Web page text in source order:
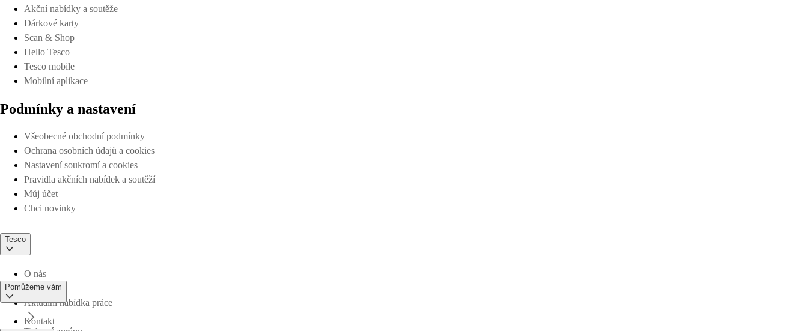
Akční nabídky a soutěže
Dárkové karty
Scan & Shop
Hello Tesco
Tesco mobile
Mobilní aplikace
Podmínky a nastavení
Všeobecné obchodní podmínky
Ochrana osobních údajů a cookies
Nastavení soukromí a cookies
Pravidla akčních nabídek a soutěží
Můj účet
Chci novinky
Tesco
O nás
Aktuální nabídka práce
Pomůžeme vám
Kontakt